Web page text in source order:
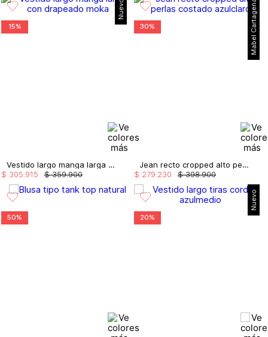
Nuevo
15%
Vestido largo manga larga con drapeado
$ 359.900
$ 305 915
Mabel Cartagena
30%
Jean recto cropped alto perlas costado
$ 398.900
$ 279 230
50%
Nuevo
20%